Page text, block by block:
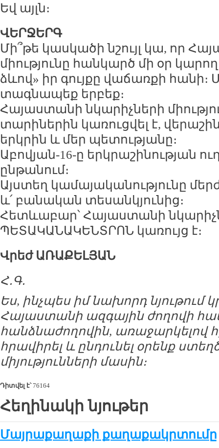
Եվ այլն։
ՎԵՐՋԵՐԳ
Մի՞թե կասկածի նշույլ կա, որ
միությունը հանկարծ մի օր
ձևով» իր գույքը վաճառքի հանի։
տագնապեք երբեք։
Հայաստանի նկարիչների
տարիներին կառուցվել է,
երկրին և մեր պետությանը։
Աբովյան-16-ը երկրաշինության
ընթանում։
Այստեղ կամայականությունը
և՛ բանական տեսանկյունից։
Հետևաբար՝ Հայաստանի
ՊԵՏԱԿԱՆԱԿԵՆՏՐՈՆ կառույց է։
Վրեժ ԱՌԱՔԵԼՅԱՆ
Հ․Գ․
Ես, ինչպես իմ նախորդ նյութում
Հայաստանի ազգային ժողովի
հանձնաժողովին,
հրավիրել և ընդունել օրենք
միյությունների մասին։
Դիտվել է՝76164
Հեղինակի նյութեր
Մայրաքաղաքի քաղաքակրտումը